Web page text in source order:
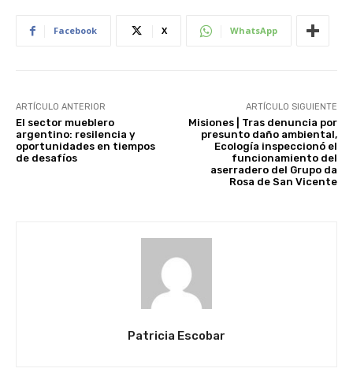
Facebook X WhatsApp
ARTÍCULO ANTERIOR
El sector mueblero
argentino: resilencia y
oportunidades en tiempos
de desafíos
ARTÍCULO SIGUIENTE
Misiones | Tras denuncia por
presunto daño ambiental,
Ecología inspeccionó el
funcionamiento del
aserradero del Grupo da
Rosa de San Vicente
Patricia Escobar